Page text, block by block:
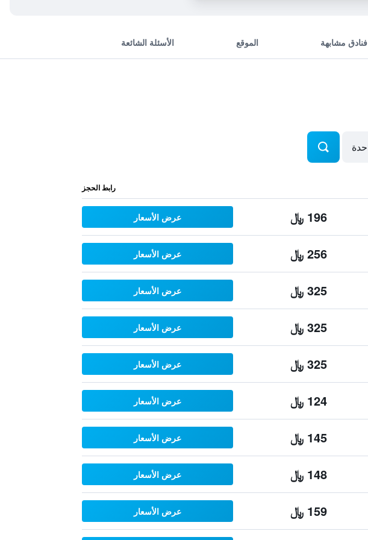
فنادق مشابهة الموقع الأسئلة الشائعة
رابط الحجز
196 ﷼ عرض الأسعار
256 ﷼ عرض الأسعار
325 ﷼ عرض الأسعار
325 ﷼ عرض الأسعار
325 ﷼ عرض الأسعار
124 ﷼ عرض الأسعار
145 ﷼ عرض الأسعار
148 ﷼ عرض الأسعار
159 ﷼ عرض الأسعار